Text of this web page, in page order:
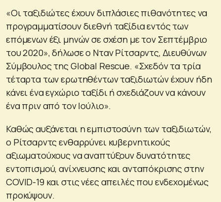
«Οι ταξιδιώτες έχουν διπλάσιες πιθανότητες να
προγραμματίσουν διεθνή ταξίδια εντός των
επόμενων έξι μηνών σε σχέση με τον Σεπτέμβριο
του 2020», δήλωσε ο Νταν Ρίτσαρντς, Διευθύνων
Σύμβουλος της Global Rescue. «Σχεδόν τα τρία
τέταρτα των ερωτηθέντων ταξιδιωτών έχουν ήδη
κάνει ένα εγχώριο ταξίδι ή σχεδιάζουν να κάνουν
ένα πριν από τον Ιούλιο».
Καθώς αυξάνεται η εμπιστοσύνη των ταξιδιωτών,
ο Ρίτσαρντς ενθαρρύνει κυβερνητικούς
αξιωματούχους να αναπτύξουν δυνατότητες
εντοπισμού, ανίχνευσης και ανταπόκρισης στην
COVID-19 και στις νέες απειλές που ενδεχομένως
προκύψουν.